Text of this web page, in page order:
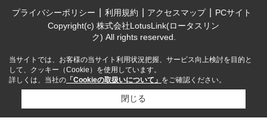
プライバシーポリシー 利用規約 アクセスマップ
PCサイト
Copyright(c) 株式会社LotusLink(ロータスリン
ク) All rights reserved.
当サイトでは、お客様の当サイト利用状況把握、サービス向上検討を目的と
して、クッキー（Cookie）を使用しています。
詳しくは、当社の 「Cookieの取扱いについて」 をご確認ください。
閉じる